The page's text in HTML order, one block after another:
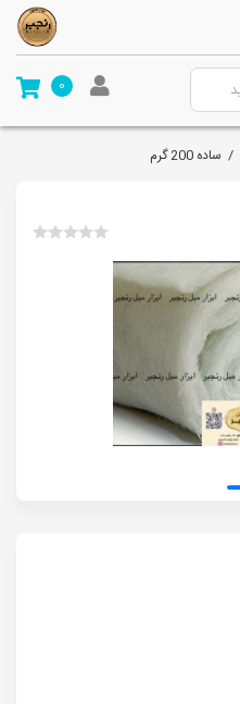
0
/ ساده 200 گرم